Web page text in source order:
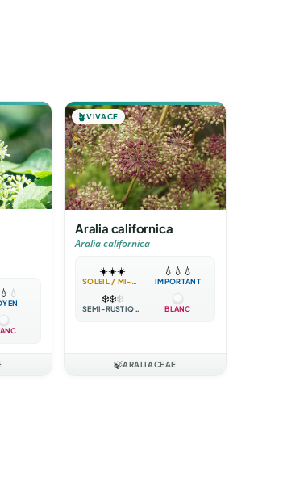
💧 💧
🪴VIVACE
Aralia californica
Aralia californica
☀️☀️☀️
SOLEIL / MI-OMBRE
💧 💧 💧
IMPORTANT
❄️❄️❄️
SEMI-RUSTIQUE BLANC
🍃ARALIACEAE